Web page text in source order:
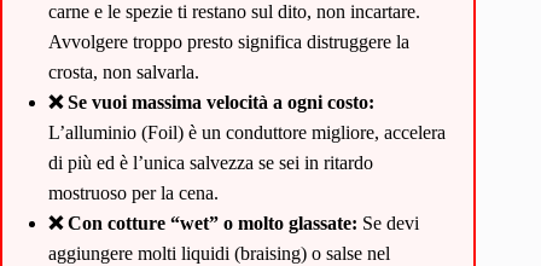
carne e le spezie ti restano sul dito, non incartare.
Avvolgere troppo presto significa distruggere la
crosta, non salvarla.
❌ Se vuoi massima velocità a ogni costo:
L’alluminio (Foil) è un conduttore migliore, accelera
di più ed è l’unica salvezza se sei in ritardo
mostruoso per la cena.
❌ Con cotture “wet” o molto glassate: Se devi
aggiungere molti liquidi (braising) o salse nel